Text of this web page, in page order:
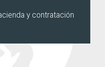
y contratación